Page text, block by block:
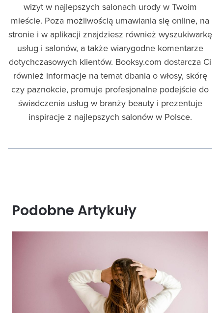
wizyt w najlepszych salonach urody w Twoim
mieście. Poza możliwością umawiania się online, na
stronie i w aplikacji znajdziesz również wyszukiwarkę
usług i salonów, a także wiarygodne komentarze
dotychczasowych klientów. Booksy.com dostarcza Ci
również informacje na temat dbania o włosy, skórę
czy paznokcie, promuje profesjonalne podejście do
świadczenia usług w branży beauty i prezentuje
inspiracje z najlepszych salonów w Polsce.
Podobne Artykuły